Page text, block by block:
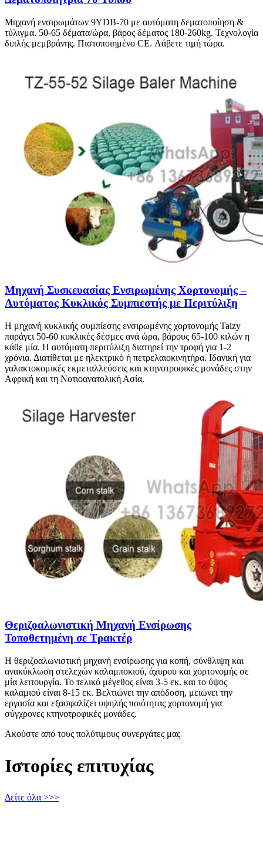
Μηχανή ενσιρωμάτων 9YDB-70 με αυτόματη δεματοποίηση &
τύλιγμα. 50-65 δέματα/ώρα, βάρος δέματος 180-260kg. Τεχνολογία
διπλής μεμβράνης. Πιστοποιημένο CE. Λάβετε τιμή τώρα.
Μηχανή Συσκευασίας Ενσιρωμένης Χορτονομής –
Αυτόματος Κυκλικός Συμπιεστής με Περιτύλιξη
Η μηχανή κυκλικής συμπίεσης ενσιρωμένης χορτονομής Taizy
παράγει 50-60 κυκλικές δέσμες ανά ώρα, βάρους 65-100 κιλών η
κάθε μία. Η αυτόματη περιτύλιξη διατηρεί την τροφή για 1-2
χρόνια. Διατίθεται με ηλεκτρικό ή πετρελαιοκινητήρα. Ιδανική για
γαλακτοκομικές εκμεταλλεύσεις και κτηνοτροφικές μονάδες στην
Αφρική και τη Νοτιοανατολική Ασία.
Θεριζοαλωνιστική Μηχανή Ενσίρωσης
Τοποθετημένη σε Τρακτέρ
Η θεριζοαλωνιστική μηχανή ενσίρωσης για κοπή, σύνθλιψη και
ανακύκλωση στελεχών καλαμποκιού, άχυρου και χορτονομής σε
μία λειτουργία. Το τελικό μέγεθος είναι 3-5 εκ. και το ύψος
καλαμιού είναι 8-15 εκ. Βελτιώνει την απόδοση, μειώνει την
εργασία και εξασφαλίζει υψηλής ποιότητας χορτονομή για
σύγχρονες κτηνοτροφικές μονάδες.
Ακούστε από τους πολύτιμους συνεργάτες μας
Ιστορίες επιτυχίας
Δείτε όλα >>>